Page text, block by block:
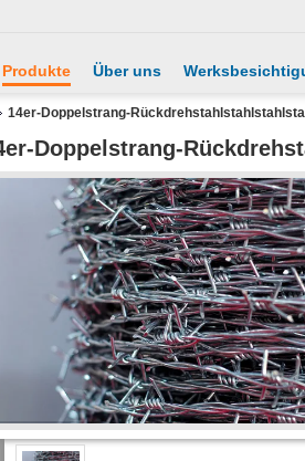
Produkte Über uns
14er-Doppelstrang-
Doppelstrang-